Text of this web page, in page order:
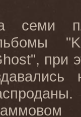
семи
"
", при